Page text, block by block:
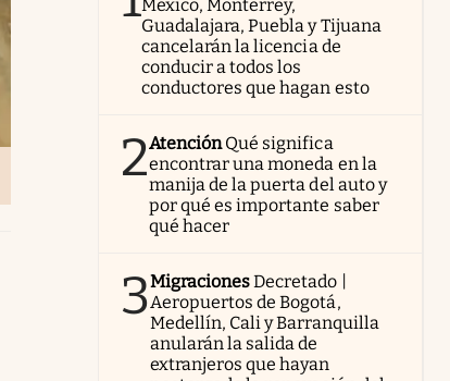
México, Monterrey,
Guadalajara, Puebla y Tijuana
cancelarán la licencia de
conducir a todos los
conductores que hagan esto
2AtenciónQué significa
encontrar una moneda en la
manija de la puerta del auto y
por qué es importante saber
qué hacer
3MigracionesDecretado |
Aeropuertos de Bogotá,
Medellín, Cali y Barranquilla
anularán la salida de
extranjeros que hayan